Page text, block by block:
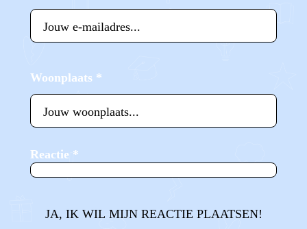
Woonplaats *
Reactie *
JA, IK WIL MIJN REACTIE PLAATSEN!